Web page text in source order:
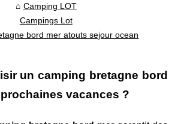
Camping LOT
Campings Lot
bord mer atouts sejour ocean
un camping bretagne bord
vacances ?